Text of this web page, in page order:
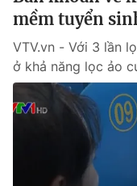
mềm tuyển
VTV.vn - Với 3 lần
ở khả năng lọc ảo